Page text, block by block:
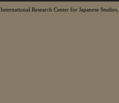
Research Center for Japanese